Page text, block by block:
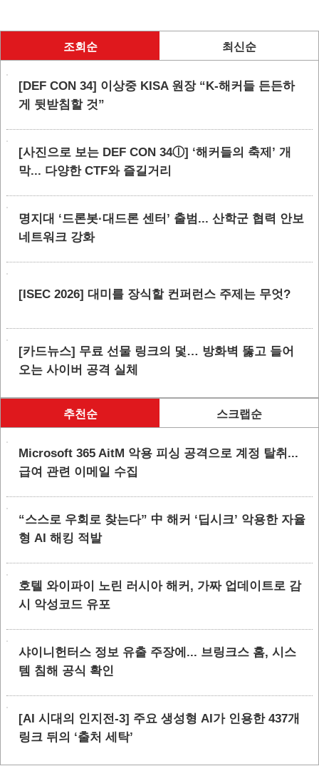
조회순 최신순
[DEF CON 34] 이상중 KISA 원장 “K-해커들 든든하
게 뒷받침할 것”
[사진으로 보는 DEF CON 34ⓛ] ‘해커들의 축제’ 개
막... 다양한 CTF와 즐길거리
명지대 ‘드론봇·대드론 센터’ 출범... 산학군 협력 안보
네트워크 강화
[ISEC 2026] 대미를 장식할 컨퍼런스 주제는 무엇?
[카드뉴스] 무료 선물 링크의 덫… 방화벽 뚫고 들어
오는 사이버 공격 실체
추천순 스크랩순
Microsoft 365 AitM 악용 피싱 공격으로 계정 탈취...
급여 관련 이메일 수집
“스스로 우회로 찾는다” 中 해커 ‘딥시크’ 악용한 자율
형 AI 해킹 적발
호텔 와이파이 노린 러시아 해커, 가짜 업데이트로 감
시 악성코드 유포
샤이니헌터스 정보 유출 주장에... 브링크스 홈, 시스
템 침해 공식 확인
[AI 시대의 인지전-3] 주요 생성형 AI가 인용한 437개
링크 뒤의 ‘출처 세탁’